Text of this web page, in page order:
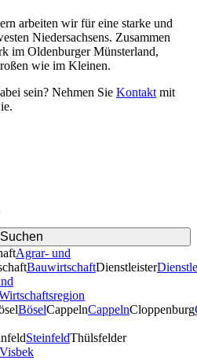
arbeiten wir für eine starke und
Niedersachsens. Zusammen
im Oldenburger Münsterland,
wie im Kleinen.
sein? Nehmen Sie Kontakt mit
Agrar- und
BauwirtschaftDienstleister
BöselCappelnCappelnCloppenburg
SteinfeldThülsfelder
Visbek